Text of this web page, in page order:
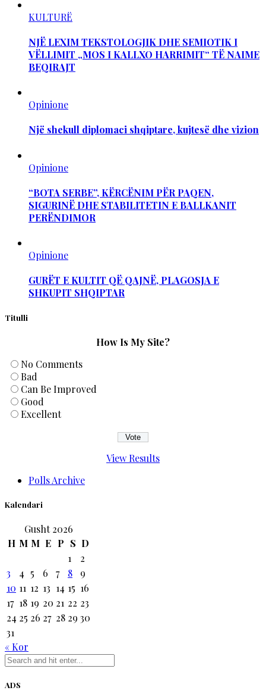
KULTURË
NJË LEXIM TEKSTOLOGJIK DHE SEMIOTIK I
VËLLIMIT „MOS I KALLXO HARRIMIT“ TË NAIME
BEQIRAJT
Opinione
Një shekull diplomaci shqiptare, kujtesë dhe vizion
Opinione
“BOTA SERBE”, KËRCËNIM PËR PAQEN,
SIGURINË DHE STABILITETIN E BALLKANIT
PERËNDIMOR
Opinione
GURËT E KULTIT QË QAJNË, PLAGOSJA E
SHKUPIT SHQIPTAR
Titulli
How Is My Site?
No Comments
Bad
Can Be Improved
Good
Excellent
View Results
Polls Archive
Kalendari
Gusht 2026
H M M E P S D
1
2
3
4 5 6 7 8
9
10 11 12 13 14 15 16
17 18 19 20 21 22 23
24 25 26 27 28 29 30
31
« Kor
ADS